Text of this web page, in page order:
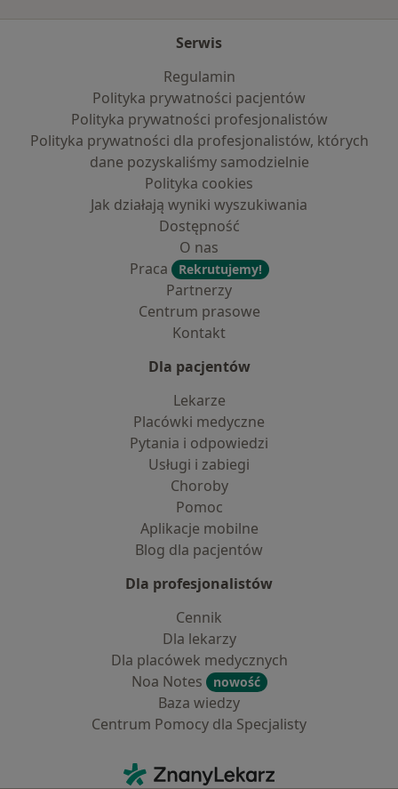
Serwis
Regulamin
Polityka prywatności pacjentów
Polityka prywatności profesjonalistów
Polityka prywatności dla profesjonalistów, których
dane pozyskaliśmy samodzielnie
Polityka cookies
Jak działają wyniki wyszukiwania
Dostępność
O nas
Praca
Rekrutujemy!
Partnerzy
Centrum prasowe
Kontakt
Dla pacjentów
Lekarze
Placówki medyczne
Pytania i odpowiedzi
Usługi i zabiegi
Choroby
Pomoc
Aplikacje mobilne
Blog dla pacjentów
Dla profesjonalistów
Cennik
Dla lekarzy
Dla placówek medycznych
Noa Notes
nowość
Baza wiedzy
Centrum Pomocy dla Specjalisty
ZnanyLekarz - Strona główna